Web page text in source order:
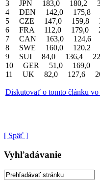
3 JPN 183,0 180,2
4 DEN 142,0 175,8
5 CZE 147,0 159,8
6 FRA 112,0 179,0
7 CAN 163,0 124,6
8 SWE 160,0 120,2
9 SUI 84,0 136,4
10 GER 51,0 169,0
11 UK 82,0 127,6
Diskutovať o tomto článku
[ Späť ]
Vyhľadávanie